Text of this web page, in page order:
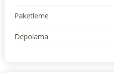
Paketleme
Depolama